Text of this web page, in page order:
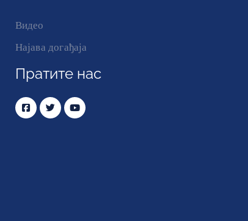
Видео
Најава догађаја
Пратите нас